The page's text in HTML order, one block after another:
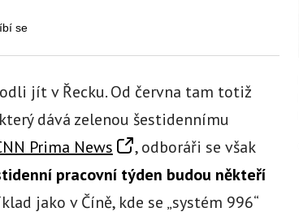
jít v Řecku. Od června tam totiž
dává zelenou šestidennímu
Prima News
, odboráři se však
pracovní týden budou někteří
jako v Číně, kde se „systém 996“